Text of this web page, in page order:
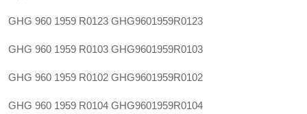
GHG 960 1959 R0123 GHG9601959R0123
GHG 960 1959 R0103 GHG9601959R0103
GHG 960 1959 R0102 GHG9601959R0102
GHG 960 1959 R0104 GHG9601959R0104